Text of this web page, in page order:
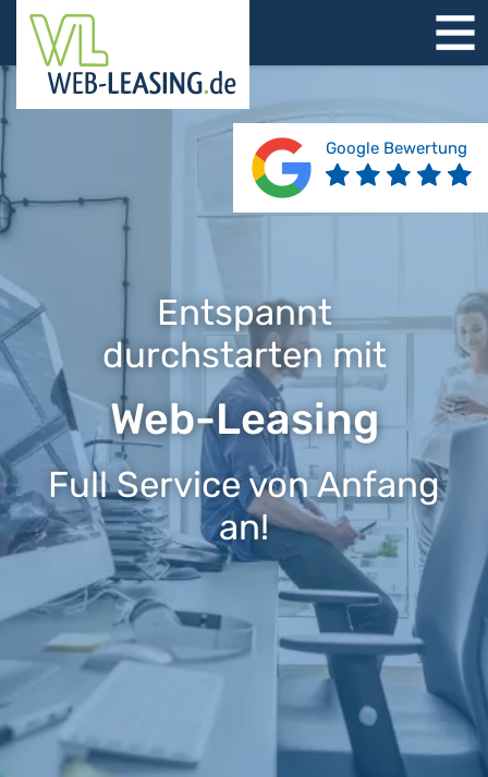
STARTSEITE
ÜBER UNS
PRODUKTE
REFERENZEN
BERATUNG
JOBS
KONTAKT
Entspannt
durchstarten mit
Web-Leasing
Full Service von Anfang
an!
Google Bewertung